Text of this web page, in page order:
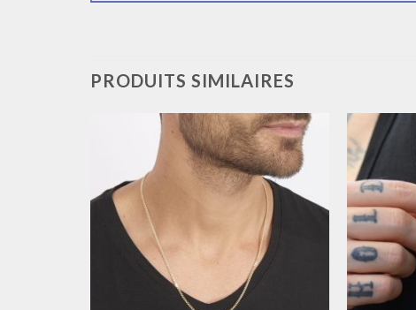
PRODUITS SIMILAIRES